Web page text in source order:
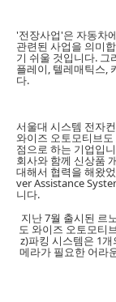
'전장사업'은 자동차
관련된 사업을 의미
기 쉬울 것입니다. 그
플레이, 텔레매틱스,
다.
서울대 시스템 전자
와이즈 오토모티브
점으로 하는 기업입
회사와 함께 신상품
대해서 협력을 해왔
ver Assistance
니다.
지난 7월 출시된 르
도 와이즈 오토모티
z)파킹 시스템은 1
메라가 필요한 어라